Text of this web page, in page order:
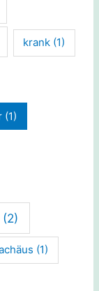
krank (1)
(1)
(2)
(1)